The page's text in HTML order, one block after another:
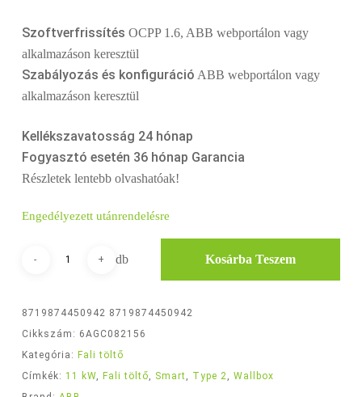
Szoftverfrissítés OCPP 1.6, ABB webportálon vagy
alkalmazáson keresztül
Szabályozás és konfiguráció ABB webportálon vagy
alkalmazáson keresztül
Kellékszavatosság 24 hónap
Fogyasztó esetén 36 hónap Garancia
Részletek lentebb olvashatóak!
Engedélyezett utánrendelésre
Kosárba Teszem
8719874450942 8719874450942
Cikkszám: 6AGC082156
Kategória: Fali töltő
Címkék: 11 kW, Fali töltő, Smart, Type 2, Wallbox